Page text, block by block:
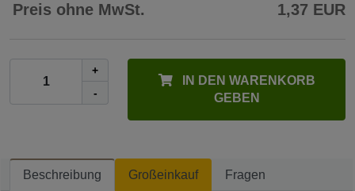
Preis ohne MwSt. 1,37 EUR
+
-
IN DEN WARENKORB
GEBEN
Beschreibung Großeinkauf Fragen